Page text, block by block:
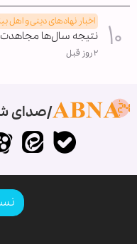
اخبار نهادهای دینی و اهل
نتیجه سال‌ها مجاهدت
۲ روز قبل
صدای